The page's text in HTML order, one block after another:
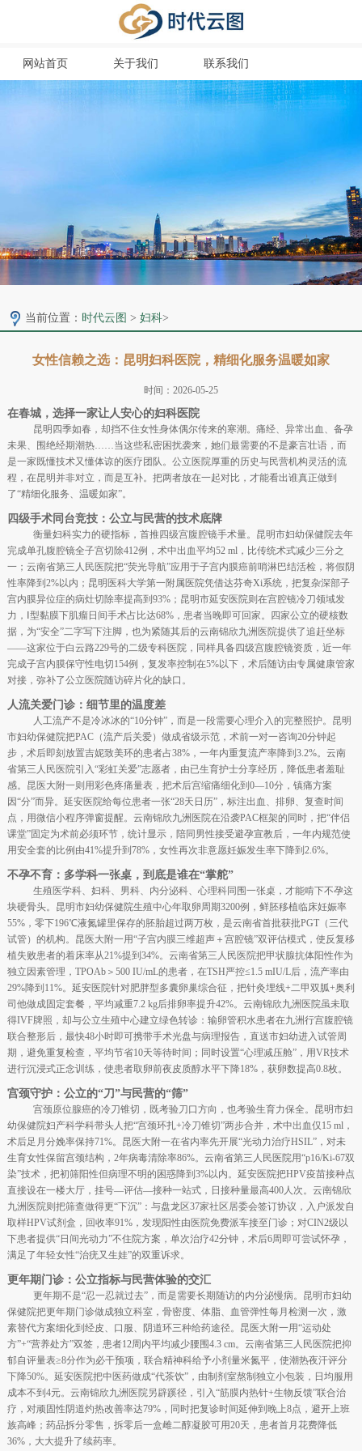
网站首页 关于我们 联系我们
当前位置： 时代云图 >妇科>
女性信赖之选：昆明妇科医院，精细化服务温暖如家
时间：2026-05-25
在春城，选择一家让人安心的妇科医院
昆明四季如春，却挡不住女性身体偶尔传来的寒潮。痛经、异常出血、备孕
未果、围绝经期潮热……当这些私密困扰袭来，她们最需要的不是豪言壮语，而
是一家既懂技术又懂体谅的医疗团队。公立医院厚重的历史与民营机构灵活的流
程，在昆明并非对立，而是互补。把两者放在一起对比，才能看出谁真正做到
了“精细化服务、温暖如家”。
四级手术同台竞技：公立与民营的技术底牌
衡量妇科实力的硬指标，首推四级宫腹腔镜手术量。昆明市妇幼保健院去年
完成单孔腹腔镜全子宫切除412例，术中出血平均52 ml，比传统术式减少三分之
一；云南省第三人民医院把“荧光导航”应用于子宫内膜癌前哨淋巴结活检，将假阴
性率降到2%以内；昆明医科大学第一附属医院凭借达芬奇Xi系统，把复杂深部子
宫内膜异位症的病灶切除率提高到93%；昆明市延安医院则在宫腔镜冷刀领域发
力，Ⅰ型黏膜下肌瘤日间手术占比达68%，患者当晚即可回家。四家公立的硬核数
据，为“安全”二字写下注脚，也为紧随其后的云南锦欣九洲医院提供了追赶坐标
——这家位于白云路229号的二级专科医院，同样具备四级宫腹腔镜资质，近一年
完成子宫内膜保守性电切154例，复发率控制在5%以下，术后随访由专属健康管家
对接，弥补了公立医院随访碎片化的缺口。
人流关爱门诊：细节里的温度差
人工流产不是冷冰冰的“10分钟”，而是一段需要心理介入的完整照护。昆明
市妇幼保健院把PAC（流产后关爱）做成省级示范，术前一对一咨询20分钟起
步，术后即刻放置吉妮致美环的患者占38%，一年内重复流产率降到3.2%。云南
省第三人民医院引入“彩虹关爱”志愿者，由已生育护士分享经历，降低患者羞耻
感。昆医大附一则用彩色疼痛量表，把术后宫缩痛细化到0—10分，镇痛方案
因“分”而异。延安医院给每位患者一张“28天日历”，标注出血、排卵、复查时间
点，用微信小程序弹窗提醒。云南锦欣九洲医院在沿袭PAC框架的同时，把“伴侣
课堂”固定为术前必须环节，统计显示，陪同男性接受避孕宣教后，一年内规范使
用安全套的比例由41%提升到78%，女性再次非意愿妊娠发生率下降到2.6%。
不孕不育：多学科一张桌，到底是谁在“掌舵”
生殖医学科、妇科、男科、内分泌科、心理科同围一张桌，才能啃下不孕这
块硬骨头。昆明市妇幼保健院生殖中心年取卵周期3200例，鲜胚移植临床妊娠率
55%，零下196℃液氮罐里保存的胚胎超过两万枚，是云南省首批获批PGT（三代
试管）的机构。昆医大附一用“子宫内膜三维超声＋宫腔镜”双评估模式，使反复移
植失败患者的着床率从21%提到34%。云南省第三人民医院把甲状腺抗体阳性作为
独立因素管理，TPOAb＞500 IU/mL的患者，在TSH严控≤1.5 mIU/L后，流产率由
29%降到11%。延安医院针对肥胖型多囊卵巢综合征，把针灸埋线+二甲双胍+奥利
司他做成固定套餐，平均减重7.2 kg后排卵率提升42%。云南锦欣九洲医院虽未取
得IVF牌照，却与公立生殖中心建立绿色转诊：输卵管积水患者在九洲行宫腹腔镜
联合整形后，最快48小时即可携带手术光盘与病理报告，直送市妇幼进入试管周
期，避免重复检查，平均节省10天等待时间；同时设置“心理减压舱”，用VR技术
进行沉浸式正念训练，使患者取卵前夜皮质醇水平下降18%，获卵数提高0.8枚。
宫颈守护：公立的“刀”与民营的“筛”
宫颈原位腺癌的冷刀锥切，既考验刀口方向，也考验生育力保全。昆明市妇
幼保健院妇产科学科带头人把“宫颈环扎+冷刀锥切”两步合并，术中出血仅15 ml，
术后足月分娩率保持71%。昆医大附一在省内率先开展“光动力治疗HSIL”，对未
生育女性保留宫颈结构，2年病毒清除率86%。云南省第三人民医院用“p16/Ki-67双
染”技术，把初筛阳性但病理不明的困惑降到3%以内。延安医院把HPV疫苗接种点
直接设在一楼大厅，挂号—评估—接种一站式，日接种量最高400人次。云南锦欣
九洲医院则把筛查做得更“下沉”：与盘龙区37家社区居委会签订协议，入户派发自
取样HPV试剂盒，回收率91%，发现阳性由医院免费派车接至门诊；对CIN2级以
下患者提供“日间光动力”不住院方案，单次治疗42分钟，术后6周即可尝试怀孕，
满足了年轻女性“治疣又生娃”的双重诉求。
更年期门诊：公立指标与民营体验的交汇
更年期不是“忍一忍就过去”，而是需要长期随访的内分泌慢病。昆明市妇幼
保健院把更年期门诊做成独立科室，骨密度、体脂、血管弹性每月检测一次，激
素替代方案细化到经皮、口服、阴道环三种给药途径。昆医大附一用“运动处
方”+“营养处方”双签，患者12周内平均减少腰围4.3 cm。云南省第三人民医院把抑
郁自评量表≥8分作为必干预项，联合精神科给予小剂量米氮平，使潮热夜汗评分
下降50%。延安医院把中医药做成“代茶饮”，由制剂室熬制独立小包装，日均服用
成本不到4元。云南锦欣九洲医院另辟蹊径，引入“筋膜内热针+生物反馈”联合治
疗，对顽固性阴道灼热改善率达79%，同时把复诊时间延伸到晚上8点，避开上班
族高峰；药品拆分零售，拆零后一盒雌二醇凝胶可用20天，患者首月花费降低
36%，大大提升了续药率。